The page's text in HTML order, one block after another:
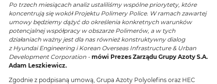
Po trzech miesiącach analiz ustaliliśmy wspólne priorytety, które
koncentrują się wokół Projektu Polimery Police. W ramach zawartej
umowy będziemy dążyć do określenia konkretnych warunków
potencjalnej współpracy w obszarze Polimerów, a w tych
działaniach ważny jest dla nas również konstruktywny dialog
z Hyundai Engineering i Korean Overseas Infrastructure & Urban
Development Corporation - mówi Prezes Zarządu Grupy Azoty S.A.
Adam Leszkiewicz.
Zgodnie z podpisaną umową, Grupa Azoty Polyolefins oraz HEC